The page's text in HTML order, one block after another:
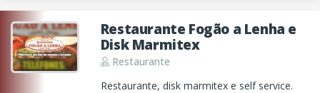
Restaurante Fogão a Lenha e
Disk Marmitex
Restaurante
Restaurante, disk marmitex e self service.